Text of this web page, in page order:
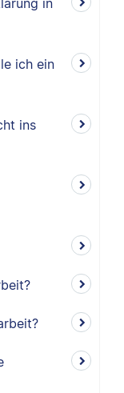
in
ich ein
ins